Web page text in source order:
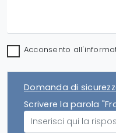
Acconsento
Domanda di
Scrivere la parola